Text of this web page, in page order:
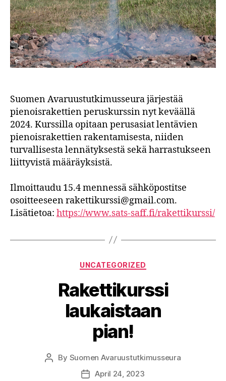
Suomen Avaruustutkimusseura järjestää
pienoisrakettien peruskurssin nyt keväällä
2024. Kurssilla opitaan perusasiat lentävien
pienoisrakettien rakentamisesta, niiden
turvallisesta lennätyksestä sekä harrastukseen
liittyvistä määräyksistä.
Ilmoittaudu 15.4 mennessä sähköpostitse
osoitteeseen rakettikurssi@gmail.com.
Lisätietoa: https://www.sats-saff.fi/rakettikurssi/
Categories
UNCATEGORIZED
Rakettikurssi
laukaistaan
pian!
Post
By Suomen Avaruustutkimusseura
PostApril 24, 2023